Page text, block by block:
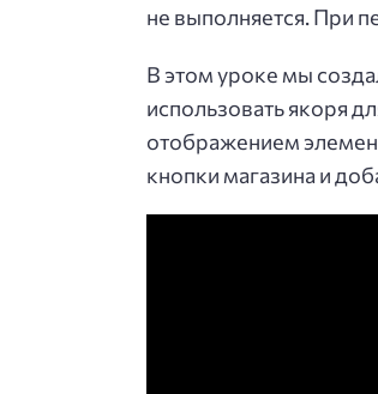
не выполняется. При
В этом уроке мы
использовать якоря
отображением
кнопки магазина и